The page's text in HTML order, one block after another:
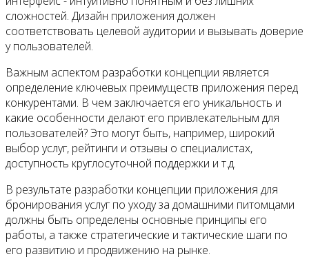
сложностей. Дизайн приложения должен
соответствовать целевой аудитории и вызывать доверие
у пользователей.
Важным аспектом разработки концепции является
определение ключевых преимуществ приложения перед
конкурентами. В чем заключается его уникальность и
какие особенности делают его привлекательным для
пользователей? Это могут быть, например, широкий
выбор услуг, рейтинги и отзывы о специалистах,
доступность круглосуточной поддержки и т.д.
В результате разработки концепции приложения для
бронирования услуг по уходу за домашними питомцами
должны быть определены основные принципы его
работы, а также стратегические и тактические шаги по
его развитию и продвижению на рынке.